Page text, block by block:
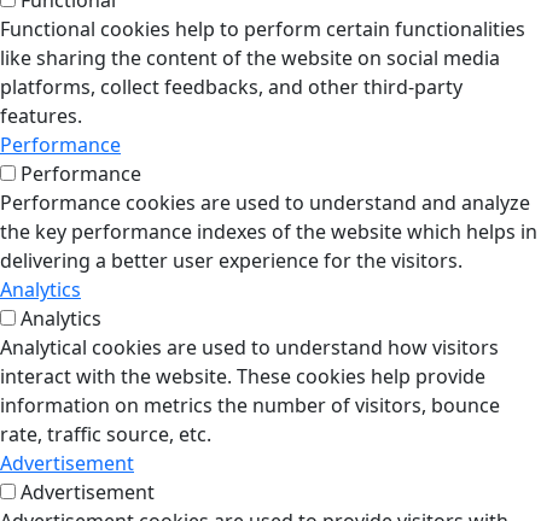
Functional cookies help to perform certain functionalities
like sharing the content of the website on social media
platforms, collect feedbacks, and other third-party
features.
Performance
Performance
Performance cookies are used to understand and analyze
the key performance indexes of the website which helps in
delivering a better user experience for the visitors.
Analytics
Analytics
Analytical cookies are used to understand how visitors
interact with the website. These cookies help provide
information on metrics the number of visitors, bounce
rate, traffic source, etc.
Advertisement
Advertisement